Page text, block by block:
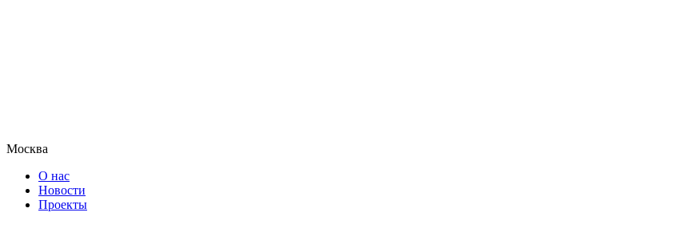
Москва
О нас
Новости
Проекты